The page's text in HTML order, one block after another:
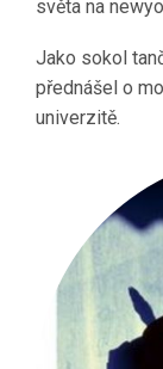
světa na
Jako sokol
přednášel o
univerzitě.